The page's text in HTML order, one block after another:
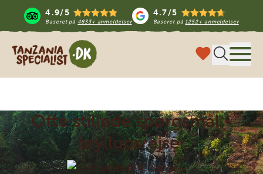
4.9/5
Baseret på 4833+ anmeldelser
4.7/5
Baseret på1252+ anmeldelser
Tanzania Specialist
Ofte stillede spørgsmål -
bryllupsrejser